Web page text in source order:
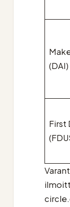
(DAI)
First